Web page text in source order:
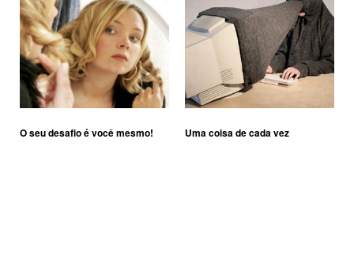
O seu desafio é você mesmo! Uma coisa de cada vez